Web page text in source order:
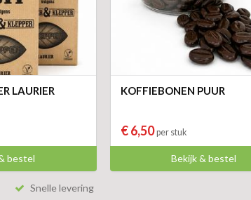
LAURIER
bestel
KOFFIEBONEN PUUR
€ 6,50per stuk
Bekijk & bestel
Snelle levering